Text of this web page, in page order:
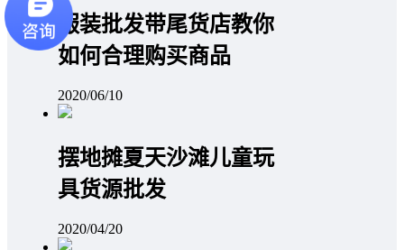
服装批发带尾货店教你
如何合理购买商品
2020/06/10
摆地摊夏天沙滩儿童玩
具货源批发
2020/04/20